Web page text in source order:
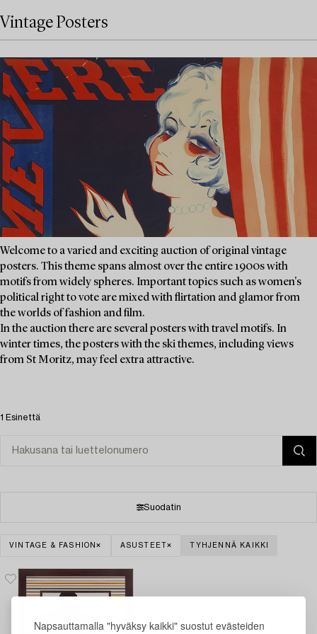
Napsauttamalla "hyväksy kaikki" suostut evästeiden
Vintage Posters
Welcome to a varied and exciting auction of original vintage
posters. This theme spans almost over the entire 1900s with
motifs from widely spheres. Important topics such as women's
political right to vote are mixed with flirtation and glamor from
the worlds of fashion and film.
In the auction there are several posters with travel motifs. In
winter times, the posters with the ski themes, including views
from St Moritz, may feel extra attractive.
1 Esinettä
Suodatin
VINTAGE & FASHION ASUSTEET TYHJENNÄ KAIKKI